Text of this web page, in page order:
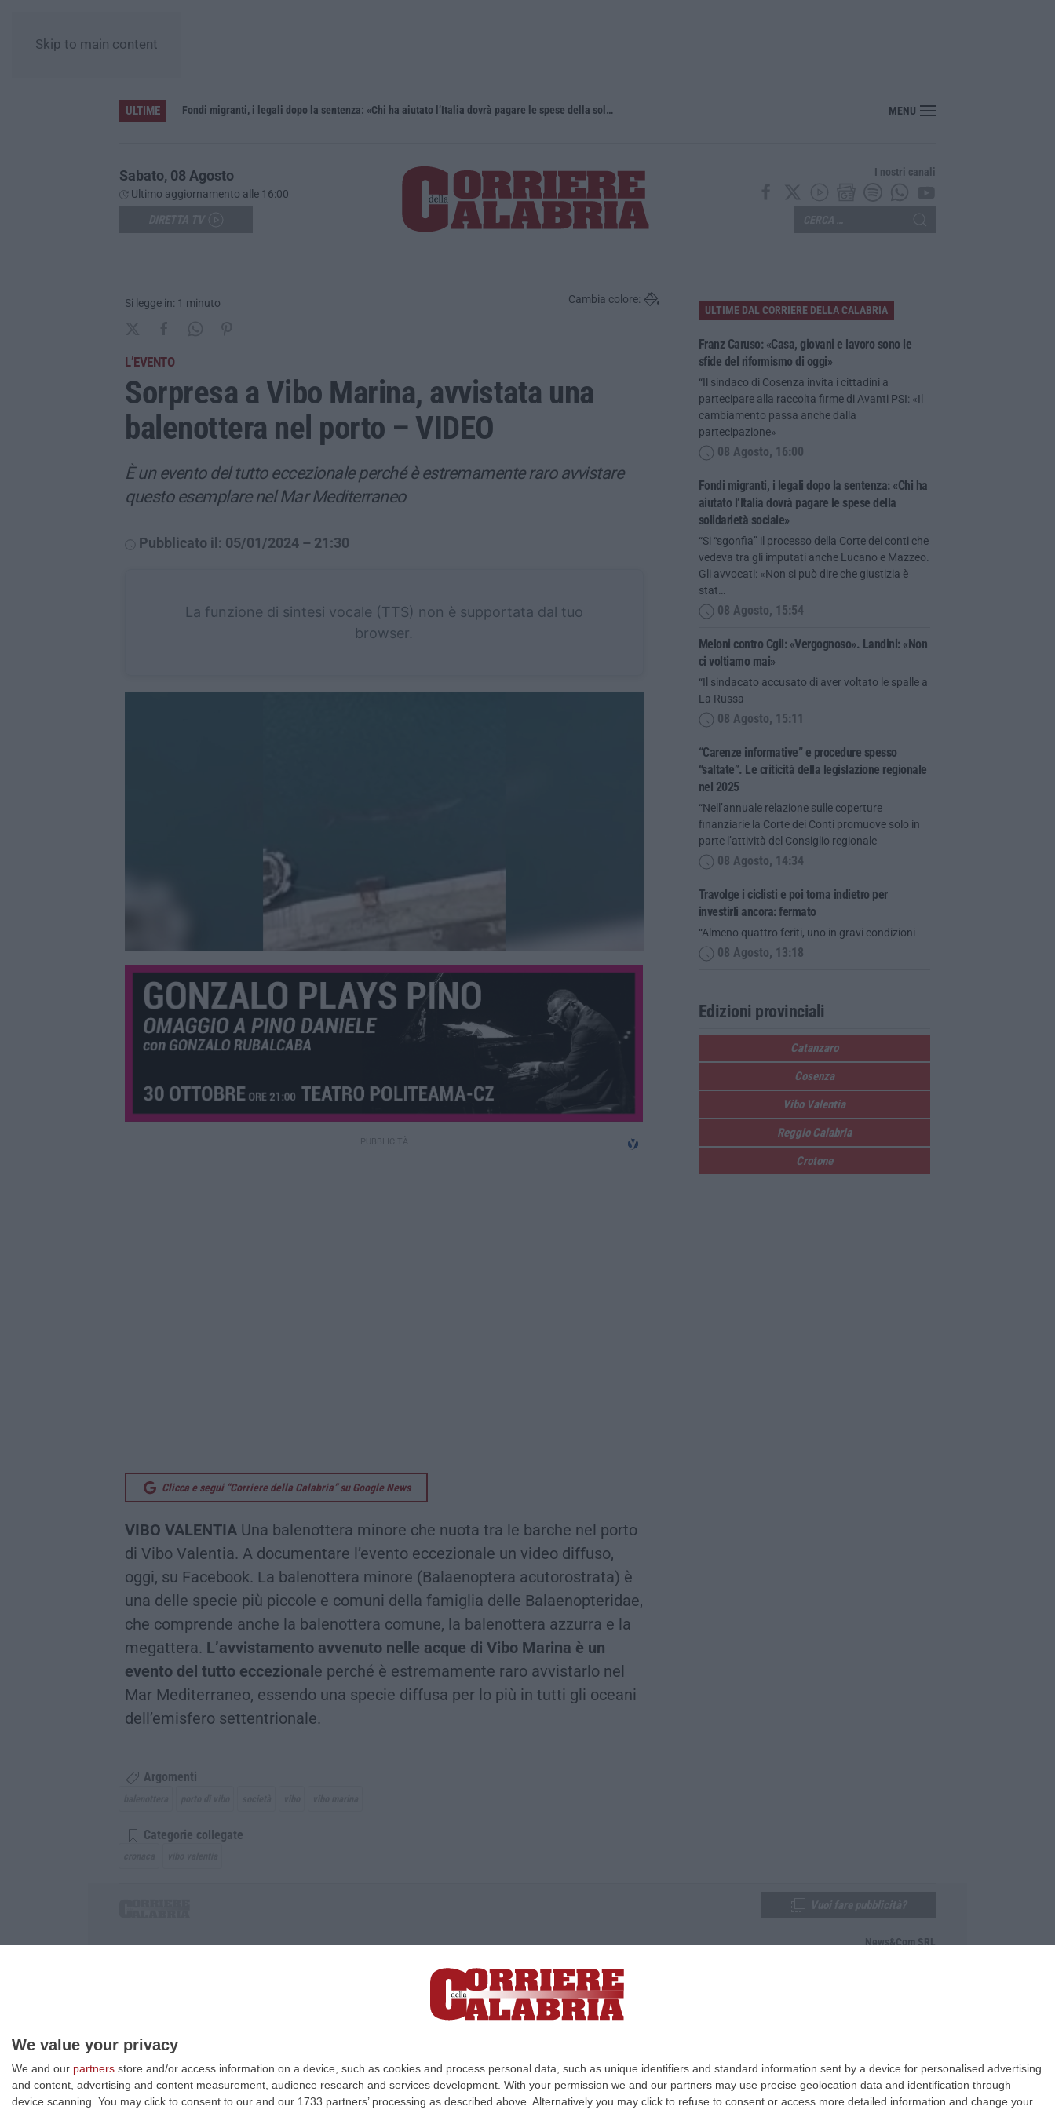
We value your privacy
We and our partners store and/or access information on a device, such as cookies and process personal data, such as unique identifiers and standard information sent by a device for personalised advertising
and content, advertising and content measurement, audience research and services development. With your permission we and our partners may use precise geolocation data and identification through
device scanning. You may click to consent to our and our 1733 partners’ processing as described above. Alternatively you may click to refuse to consent or access more detailed information and change your
Skip to main content
ULTIME Fondi migranti, i legali dopo la sentenza: «Chi ha aiutato l’Italia dovrà pagare le spese della solidarietà sociale» Meloni contro Cgil: «Vergognoso». Landini: «Non ci voltiamo mai»
MENU
Sabato, 08 Agosto
Ultimo aggiornamento alle 16:00
I nostri canali
Si legge in: 1 minuto Cambia colore:
L’EVENTO
Sorpresa a Vibo Marina, avvistata una
balenottera nel porto – VIDEO
È un evento del tutto eccezionale perché è estremamente raro avvistare
questo esemplare nel Mar Mediterraneo
Pubblicato il: 05/01/2024 – 21:30
La funzione di sintesi vocale (TTS) non è supportata dal tuo
browser.
Clicca e segui “Corriere della Calabria” su Google News
VIBO VALENTIA Una balenottera minore che nuota tra le barche nel porto
di Vibo Valentia. A documentare l’evento eccezionale un video diffuso,
oggi, su Facebook. La balenottera minore (Balaenoptera acutorostrata) è
una delle specie più piccole e comuni della famiglia delle Balaenopteridae,
che comprende anche la balenottera comune, la balenottera azzurra e la
megattera. L’avvistamento avvenuto nelle acque di Vibo Marina è un
evento del tutto eccezionale perché è estremamente raro avvistarlo nel
Mar Mediterraneo, essendo una specie diffusa per lo più in tutti gli oceani
dell’emisfero settentrionale.
Argomenti
Categorie collegate
ULTIME DAL CORRIERE DELLA CALABRIA
Franz Caruso: «Casa, giovani e lavoro sono le
sfide del riformismo di oggi»
“Il sindaco di Cosenza invita i cittadini a
partecipare alla raccolta firme di Avanti PSI: «Il
cambiamento passa anche dalla
partecipazione»
08 Agosto, 16:00
Fondi migranti, i legali dopo la sentenza: «Chi ha
aiutato l’Italia dovrà pagare le spese della
solidarietà sociale»
“Si “sgonfia” il processo della Corte dei conti che
vedeva tra gli imputati anche Lucano e Mazzeo.
Gli avvocati: «Non si può dire che giustizia è
stat…
08 Agosto, 15:54
Meloni contro Cgil: «Vergognoso». Landini: «Non
ci voltiamo mai»
“Il sindacato accusato di aver voltato le spalle a
La Russa
08 Agosto, 15:11
“Carenze informative” e procedure spesso
“saltate”. Le criticità della legislazione regionale
nel 2025
“Nell’annuale relazione sulle coperture
finanziarie la Corte dei Conti promuove solo in
parte l’attività del Consiglio regionale
08 Agosto, 14:34
Travolge i ciclisti e poi torna indietro per
investirli ancora: fermato
“Almeno quattro feriti, uno in gravi condizioni
08 Agosto, 13:18
Edizioni provinciali
Catanzaro
Cosenza
Vibo Valentia
Reggio Calabria
Crotone
P.IVA. 03199620794, Via del mare 6/G, S.Eufemia, Lamezia Terme (CZ)
Iscrizione tribunale di Lamezia Terme 5/2011 - Direttore responsabile Paola Militano |Privacy
News&Com SRL
Design: cfweb